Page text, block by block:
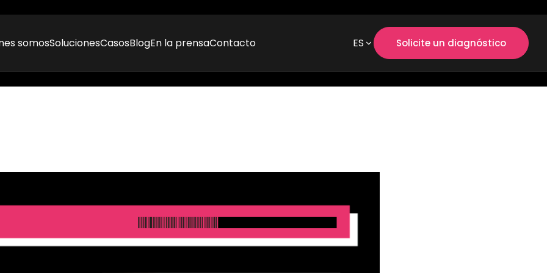
somosSolucionesCasosBlogEn la prensaContacto ES Solicite un diagnóstico